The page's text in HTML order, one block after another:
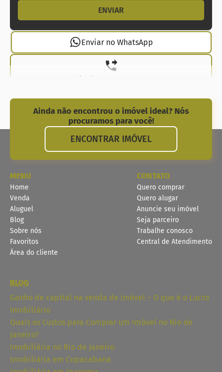
Enviar no WhatsApp
(21) 99737-1912
Ainda não encontrou o imóvel ideal? Nós
procuramos para você!
ENCONTRAR IMÓVEL
MENU
Home
Venda
Aluguel
Blog
Sobre nós
Favoritos
Área do cliente
CONTATO
Quero comprar
Quero alugar
Anuncie seu imóvel
Seja parceiro
Trabalhe conosco
Central de Atendimento
BLOG
Ganho de capital na venda de imóvel – O que é o Lucro
Imobiliário
Quais os Custos para Comprar um Imóvel no Rio de
Janeiro?
Imobiliária no Rio de Janeiro
Imobiliária em Copacabana